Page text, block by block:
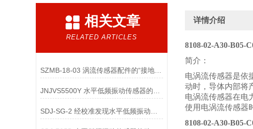
相关文章
RELATED ARTICLES
SZMB-18-03 涡流传感器配件的“接地与屏蔽”不良会导致哪些
详情介绍
8108-02-A30-B05-
简介：
电涡流传感器是依
动时，导体内部将
电涡流传感器在电
使用电涡流传感器
8108-02-A30-B05-